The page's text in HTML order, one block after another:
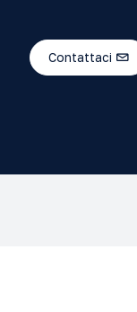
Contattaci